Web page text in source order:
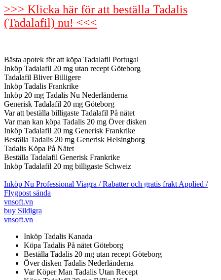
>>> Klicka här för att beställa Tadalis
(Tadalafil) nu! <<<
Bästa apotek för att köpa Tadalafil Portugal
Inköp Tadalafil 20 mg utan recept Göteborg
Tadalafil Bliver Billigere
Inköp Tadalis Frankrike
Inköp 20 mg Tadalis Nu Nederländerna
Generisk Tadalafil 20 mg Göteborg
Var att beställa billigaste Tadalafil På nätet
Var man kan köpa Tadalis 20 mg Över disken
Inköp Tadalafil 20 mg Generisk Frankrike
Beställa Tadalis 20 mg Generisk Helsingborg
Tadalis Köpa På Nätet
Beställa Tadalafil Generisk Frankrike
Inköp Tadalafil 20 mg billigaste Schweiz
Inköp Nu Professional Viagra / Rabatter och gratis frakt Applied /
Flygpost sända
vnsoft.vn
buy Sildigra
vnsoft.vn
Inköp Tadalis Kanada
Köpa Tadalis På nätet Göteborg
Beställa Tadalis 20 mg utan recept Göteborg
Över disken Tadalis Nederländerna
Var Köper Man Tadalis Utan Recept